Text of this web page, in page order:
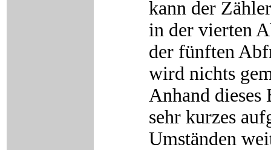
kann der
in der vierten
der fünften
wird nichts
Anhand
sehr kurzes
Umständen